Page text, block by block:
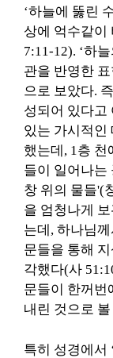
‘하늘에 뚫린
상에 억수같이
7:11-12). ‘하
관을 반영한
으로 보았다.
성되어 있다고
있는 가시적인
했는데, 1층 천
들이 일어나는
창 위의 물들'(
을 엄청나게
는데, 하나님
문들을 통해
각했다(사
문들이 한꺼번
내린 것으로
특히 성경에서